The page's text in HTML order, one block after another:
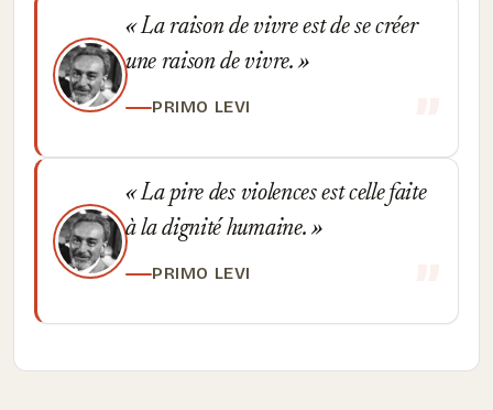
La raison de vivre est de se créer
une raison de vivre.
PRIMO LEVI
La pire des violences est celle faite
à la dignité humaine.
PRIMO LEVI